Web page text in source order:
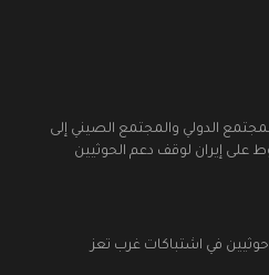
الدولي والمجتمع الصيني إلى
على إيران لوقف دعم الحوثيين